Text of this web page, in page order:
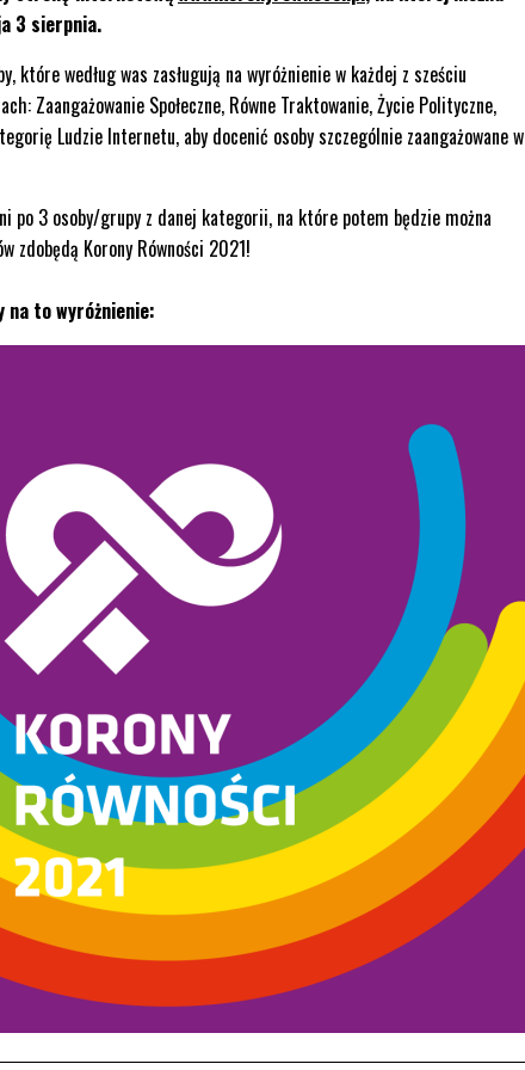
3 sierpnia.
które według was zasługują na wyróżnienie w każdej z sześciu
Zaangażowanie Społeczne, Równe Traktowanie, Życie Polityczne,
Ludzie Internetu, aby docenić osoby szczególnie zaangażowane w
po 3 osoby/grupy z danej kategorii, na które potem będzie można
zdobędą Korony Równości 2021!
na to wyróżnienie: